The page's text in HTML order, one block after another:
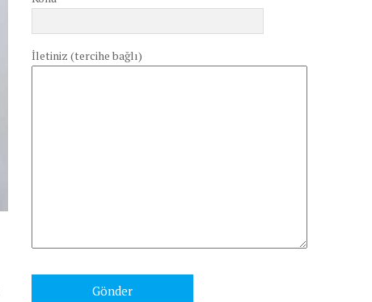
İletiniz (tercihe bağlı)